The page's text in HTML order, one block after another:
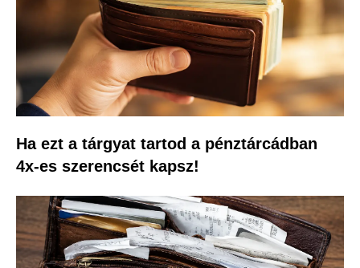
Ha ezt a tárgyat tartod a pénztárcádban
4x-es szerencsét kapsz!